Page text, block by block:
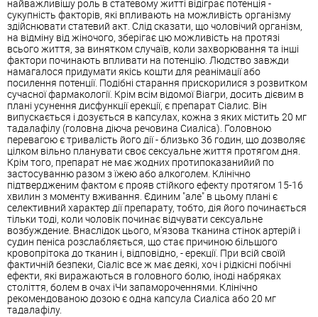
найважливішу роль в статевому житті відіграє потенція -
сукупність факторів, які впливають на можливість організму
здійснювати статевий акт. Слід сказати, що чоловічий організм,
на відміну від жіночого, зберігає цю можливість на протязі
всього життя, за винятком случаїв, коли захворювання та інші
фактори починають впливати на потенцію. Людство завжди
намагалося придумати якісь кошти для реанімації або
посилення потенції. Подібні старання прискорилися з розвитком
сучасної фармакології. Крім всім відомої Віагри, досить дієвим в
плані усунення дисфункції ерекції, є препарат Сіалис. Він
випускається і дозується в капсулах, кожна з яких містить 20 мг
тадалафілу (головна діюча речовина Сиаліса). Головною
перевагою є тривалість його дії - близько 36 годин, що дозволяє
цілком вільно планувати своє сексуальне життя протягом дня.
Крім того, препарат не має жодних протипоказанийий по
застосуванню разом з їжею або алкоголем. Клінічно
підтвердженим фактом є прояв стійкого ефекту протягом 15-16
хвилин з моменту вживання. Єдиним "але" в цьому плані є
селективний характер дії препарату, тобто, дія його починається
тільки тоді, коли чоловік починає відчувати сексуальне
возбуждение. Внаслідок цього, м'язова тканина стінок артерій і
судин пеніса розслабляється, що стає причиною більшого
кровопрітока до тканин і, відповідно, - ерекції. При всій своїй
фактичній безпеки, Сіаліс все ж має деякі, хоч і рідкісні побічні
ефекти, які виражаються в головного болю, іноді набряках
століття, болем в очах іЧи запамороченнями. Клінічно
рекомендованою дозою є одна капсула Сиаліса або 20 мг
тадалафілу.